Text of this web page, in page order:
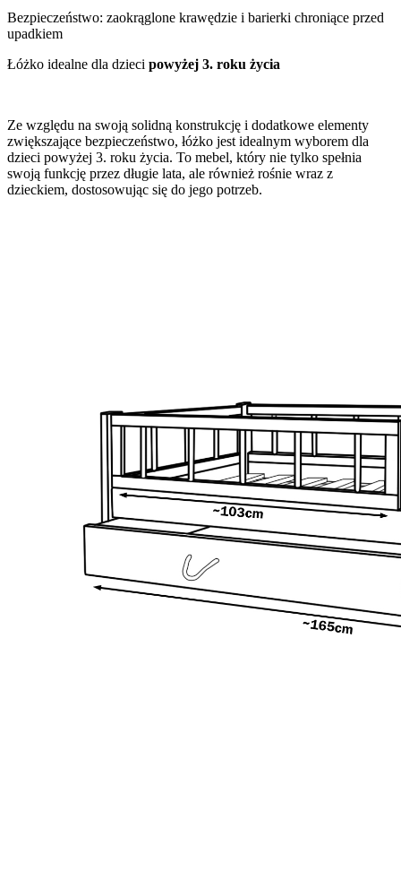
Bezpieczeństwo: zaokrąglone krawędzie i barierki chroniące przed
upadkiem
Łóżko idealne dla dzieci powyżej 3. roku życia
Ze względu na swoją solidną konstrukcję i dodatkowe elementy
zwiększające bezpieczeństwo, łóżko jest idealnym wyborem dla
dzieci powyżej 3. roku życia. To mebel, który nie tylko spełnia
swoją funkcję przez długie lata, ale również rośnie wraz z
dzieckiem, dostosowując się do jego potrzeb.